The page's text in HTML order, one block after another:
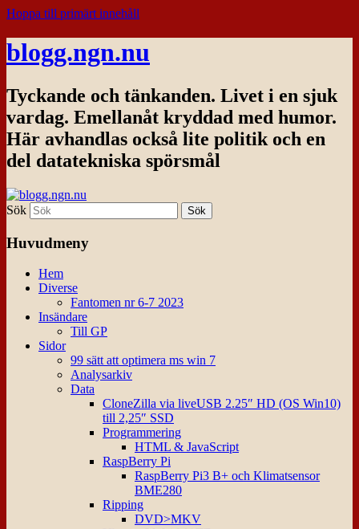
Hoppa till primärt innehåll
blogg.ngn.nu
Tyckande och tänkanden. Livet i en sjuk
vardag. Emellanåt kryddad med humor.
Här avhandlas också lite politik och en
del datatekniska spörsmål
Sök
Huvudmeny
Hem
Diverse
Fantomen nr 6-7 2023
Insändare
Till GP
Sidor
99 sätt att optimera ms win 7
Analysarkiv
Data
CloneZilla via liveUSB 2.25″ HD (OS Win10)
till 2,25″ SSD
Programmering
HTML & JavaScript
RaspBerry Pi
RaspBerry Pi3 B+ och Klimatsensor
BME280
Ripping
DVD>MKV